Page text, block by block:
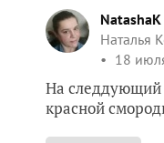
NatashaK
Наталья
18
На следдующий
красной